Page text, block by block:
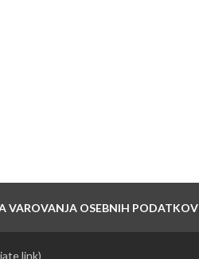
VAROVANJA OSEBNIH PODATKOV
link)